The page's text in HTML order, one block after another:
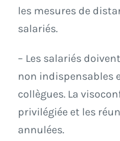
les mesures de
salariés.
– Les salariés
non indispensables
collègues. La
privilégiée et les
annulées.